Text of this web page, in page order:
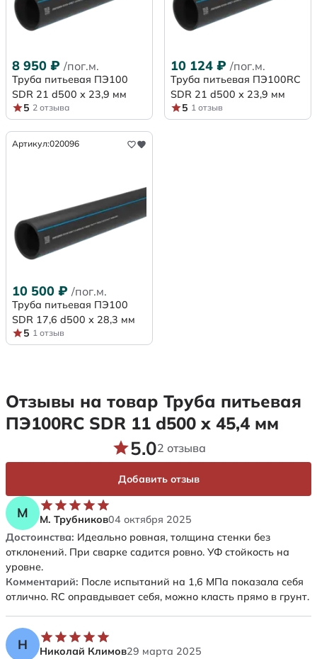
8 950 ₽ /пог.м.
Труба питьевая ПЭ100
SDR 21 d500 х 23,9 мм
5 2 отзыва
10 124 ₽ /пог.м.
Труба питьевая ПЭ100RC
SDR 21 d500 х 23,9 мм
5 1 отзыв
Артикул:020096
10 500 ₽ /пог.м.
Труба питьевая ПЭ100
SDR 17,6 d500 х 28,3 мм
5 1 отзыв
Отзывы на товар Труба питьевая
ПЭ100RC SDR 11 d500 х 45,4 мм
М М. Трубников04 октября 2025
Достоинства: Идеально ровная, толщина стенки без
отклонений. При сварке садится ровно. УФ стойкость на
уровне.
Комментарий: После испытаний на 1,6 МПа показала себя
отлично. RC оправдывает себя, можно класть прямо в грунт.
Н Николай Климов29 марта 2025
5.02 отзыва
Добавить отзыв